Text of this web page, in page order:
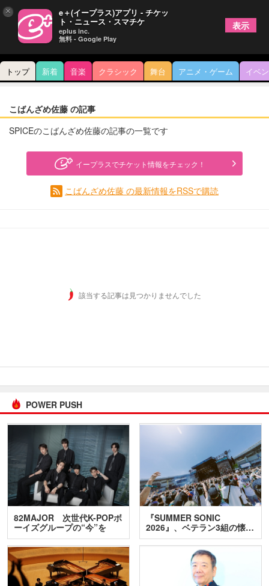
トップ 新着 音楽 クラシック 舞台 アニメ・ゲーム イベ
こばんざめ佐藤 の記事
SPICEのこばんざめ佐藤の記事の一覧です
イープラスでチケット情報をチェック！
こばんざめ佐藤 の最新情報をRSSで購読
該当する記事は見つかりませんでした
POWER PUSH
82MAJOR 次世代K-POPボ
ーイズグループの“今”を
訊…
『SUMMER SONIC
2026』、ベテラン3組の懐…
× e＋(イープラス)アプリ - チケッ
ト・ニュース・スマチケ
eplus inc.
無料 - Google Play
表示